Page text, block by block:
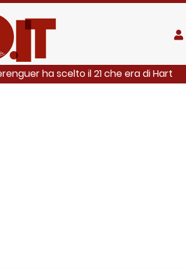
ha scelto il 21 che era di Hart